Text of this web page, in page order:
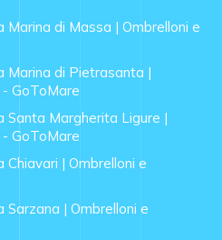
Marina di Massa | Ombrelloni e
Marina di Pietrasanta |
GoToMare
Santa Margherita Ligure |
GoToMare
| Ombrelloni e
Sarzana | Ombrelloni e